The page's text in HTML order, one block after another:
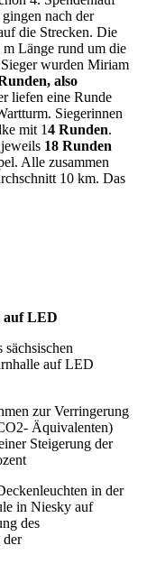
nach der
die Strecken. Die
Länge rund um die
wurden Miriam
also
liefen eine Runde
Siegerinnen
mit 14 Runden.
18 Runden
Alle zusammen
10 km. Das
auf LED
auf LED
zur Verringerung
Äquivalenten)
Steigerung der
in der
in Niesky auf
des
der